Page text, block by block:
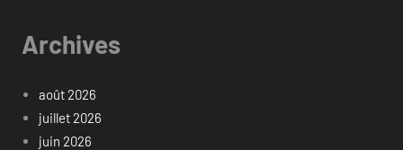
Archives
août 2026
juillet 2026
juin 2026